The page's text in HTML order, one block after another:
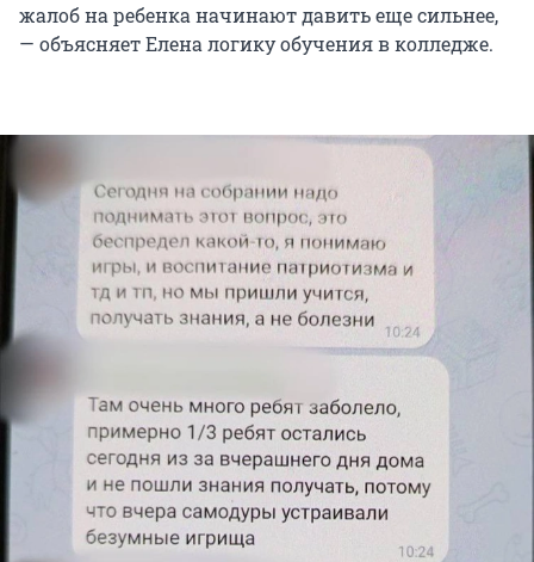
жалоб на ребенка начинают давить еще сильнее,
— объясняет Елена логику обучения в колледже.